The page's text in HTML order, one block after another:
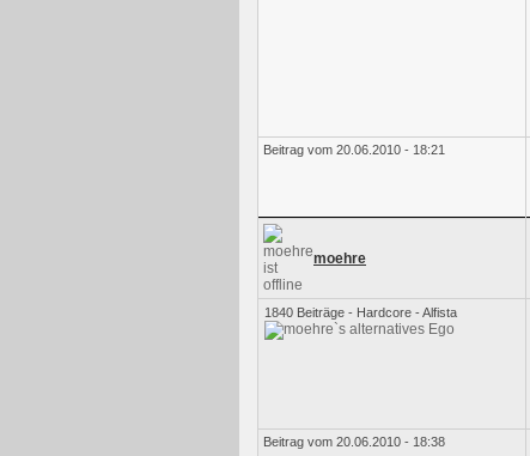
Beitrag vom 20.06.2010 - 18:21
moehre
1840 Beiträge - Hardcore - Alfista
Beitrag vom 20.06.2010 - 18:38